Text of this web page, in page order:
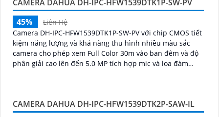
CAMERA DAHUA DH-IPC-HFW1539DTK1P-SW-PV
45%
Liên Hệ
Camera DH-IPC-HFW1539DTK1P-SW-PV với chip CMOS tiết
kiệm năng lượng và khả năng thu hình nhiều màu sắc
camera cho phép xem Full Color 30m vào ban đêm và độ
phân giải cao lên đến 5.0 MP tích hợp mic và loa đàm
CAMERA DAHUA DH-IPC-HFW1539DTK2P-SAW-IL